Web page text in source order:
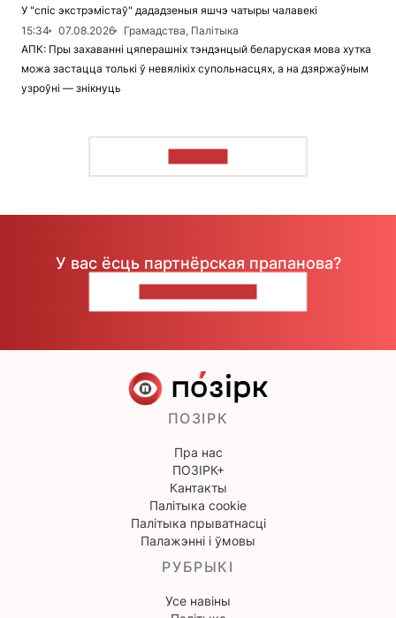
У "спіс экстрэмістаў" дададзеныя яшчэ чатыры чалавекі
15:34
07.08.2026
Грамадства, Палітыка
АПК: Пры захаванні цяперашніх тэндэнцый беларуская мова хутка
можа застацца толькі ў невялікіх супольнасцях, а на дзяржаўным
узроўні — знікнуць
У вас ёсць партнёрская прапанова?
ПОЗІРК
Пра нас
ПОЗІРК+
Кантакты
Палітыка cookie
Палітыка прыватнасці
Палажэнні і ўмовы
РУБРЫКІ
Усе навіны